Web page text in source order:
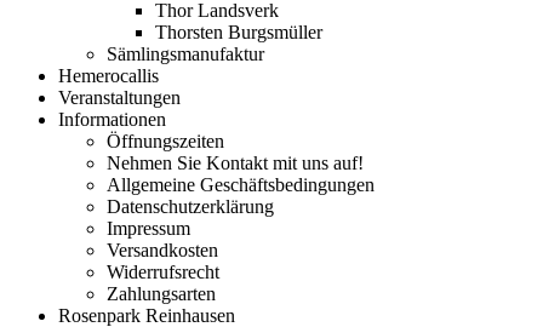
Thor Landsverk
Thorsten Burgsmüller
Sämlingsmanufaktur
Hemerocallis
Veranstaltungen
Informationen
Öffnungszeiten
Nehmen Sie Kontakt mit uns auf!
Allgemeine Geschäftsbedingungen
Datenschutzerklärung
Impressum
Versandkosten
Widerrufsrecht
Zahlungsarten
Rosenpark Reinhausen